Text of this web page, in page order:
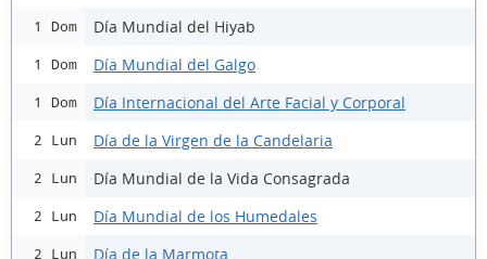
1 Dom Día Mundial del Hiyab
1 Dom Día Mundial del Galgo
1 Dom Día Internacional del Arte Facial y Corporal
2 Lun Día de la Virgen de la Candelaria
2 Lun Día Mundial de la Vida Consagrada
2 Lun Día Mundial de los Humedales
2 Lun Día de la Marmota